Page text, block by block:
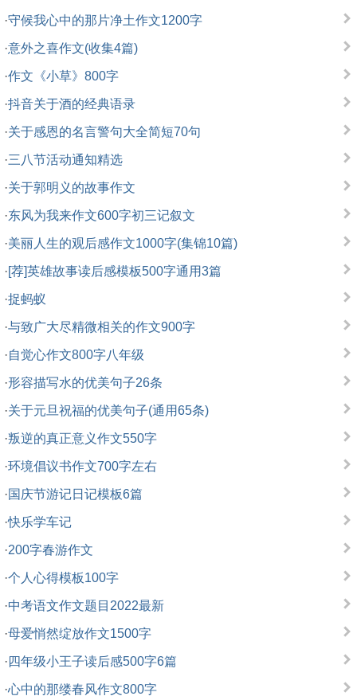
·守候我心中的那片净土作文1200字
·意外之喜作文(收集4篇)
·作文《小草》800字
·抖音关于酒的经典语录
·关于感恩的名言警句大全简短70句
·三八节活动通知精选
·关于郭明义的故事作文
·东风为我来作文600字初三记叙文
·美丽人生的观后感作文1000字(集锦10篇)
·[荐]英雄故事读后感模板500字通用3篇
·捉蚂蚁
·与致广大尽精微相关的作文900字
·自觉心作文800字八年级
·形容描写水的优美句子26条
·关于元旦祝福的优美句子(通用65条)
·叛逆的真正意义作文550字
·环境倡议书作文700字左右
·国庆节游记日记模板6篇
·快乐学车记
·200字春游作文
·个人心得模板100字
·中考语文作文题目2022最新
·母爱悄然绽放作文1500字
· 四年级小王子读后感500字6篇
·心中的那缕春风作文800字